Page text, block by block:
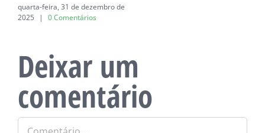
quarta-feira, 31 de dezembro de
2025
| 0 Comentários
Deixar um
comentário
Comentário